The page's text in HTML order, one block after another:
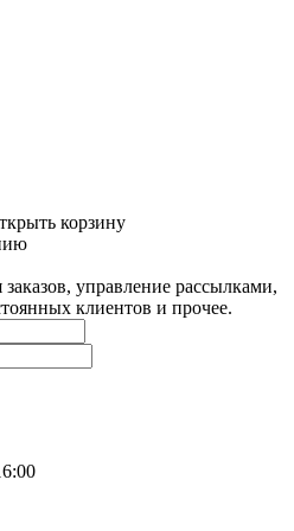
корзину
управление рассылками,
клиентов и прочее.